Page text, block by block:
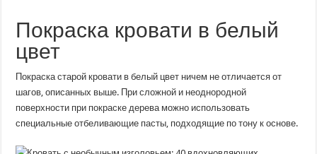
Покраска кровати в белый
цвет
Покраска старой кровати в белый цвет ничем не отличается от
шагов, описанных выше. При сложной и неоднородной
поверхности при покраске дерева можно использовать
специальные отбеливающие пасты, подходящие по тону к основе.